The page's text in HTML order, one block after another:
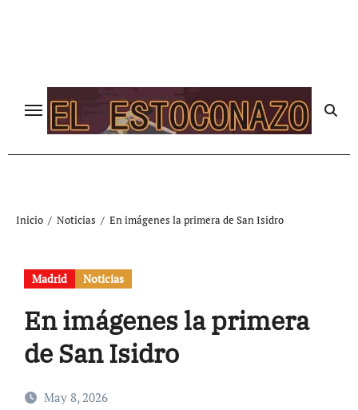
Inicio Noticias En imágenes la primera de San Isidro
Madrid Noticias
En imágenes la primera
de San Isidro
May 8, 2026